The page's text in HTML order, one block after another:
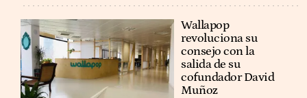
Wallapop
revoluciona su
consejo con la
salida de su
cofundador David
Muñoz